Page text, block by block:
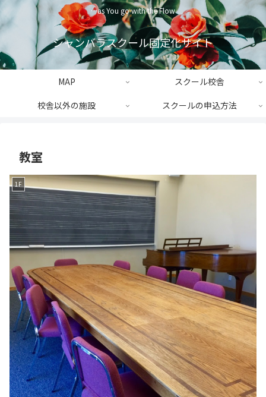
…as You go with the Flow
シャンバラスクール固定化サイト
MAP
スクール校舎
校舎以外の施設
スクールの申込方法
教室
1F